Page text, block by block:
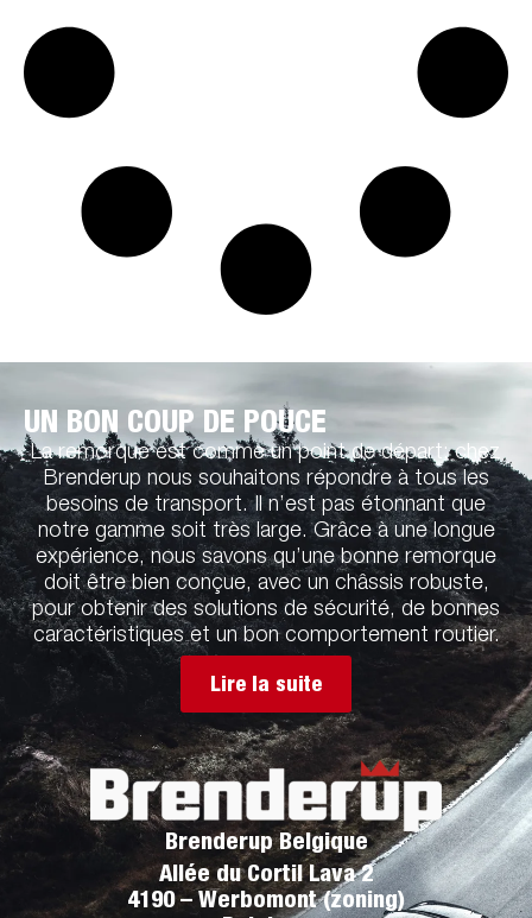
UN BON COUP DE POUCE
La remorque est comme un point de départ: chez
Brenderup nous souhaitons répondre à tous les
besoins de transport. Il n’est pas étonnant que
notre gamme soit très large. Grâce à une longue
expérience, nous savons qu’une bonne remorque
doit être bien conçue, avec un châssis robuste,
pour obtenir des solutions de sécurité, de bonnes
caractéristiques et un bon comportement routier.
Lire la suite
Brenderup Belgique
Allée du Cortil Lava 2
4190 – Werbomont (zoning)